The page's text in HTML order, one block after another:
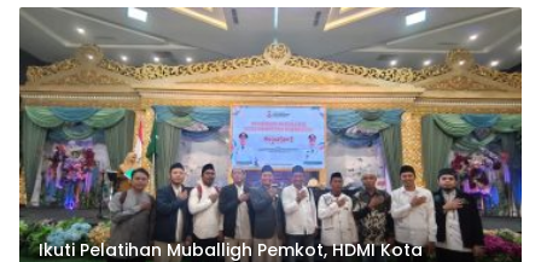
Ikuti Pelatihan Muballigh Pemkot, HDMI Kota